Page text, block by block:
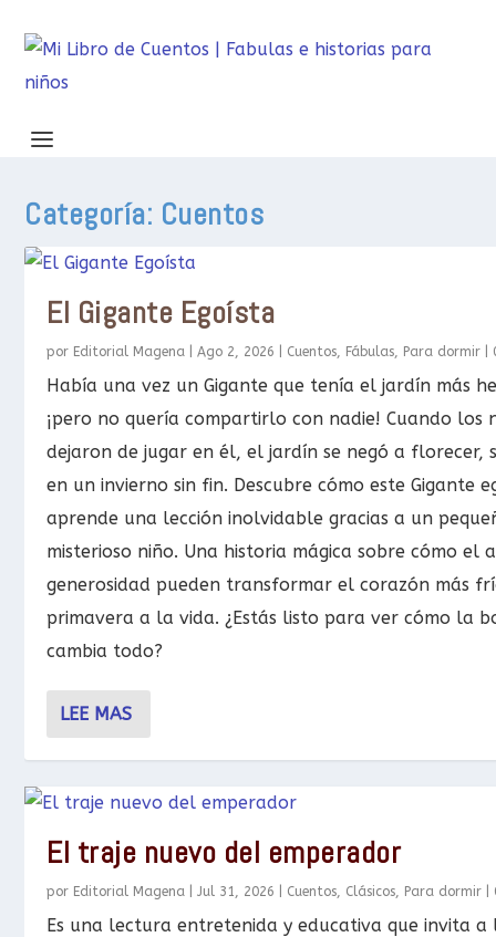
Categoría: Cuentos
El Gigante Egoísta
por Editorial Magena |Ago 2, 2026 Cuentos, Fábulas, Para dormir
Había una vez un Gigante que tenía el jardín más
¡pero no quería compartirlo con nadie! Cuando los
dejaron de jugar en él, el jardín se negó a florecer,
en un invierno sin fin. Descubre cómo este Gigante
aprende una lección inolvidable gracias a un
misterioso niño. Una historia mágica sobre cómo el
generosidad pueden transformar el corazón más
primavera a la vida. ¿Estás listo para ver cómo la
cambia todo?
LEE MAS
El traje nuevo del emperador
por Editorial Magena |Jul 31, 2026 Cuentos, Clásicos, Para dormir
Es una lectura entretenida y educativa que invita a